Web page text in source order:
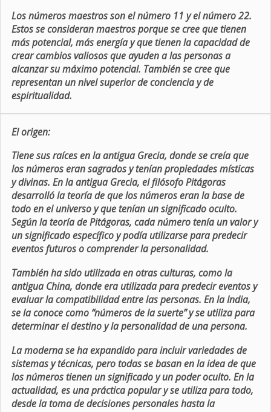
Los números maestros son el número 11 y el número 22.
Estos se consideran maestros porque se cree que tienen
más potencial, más energía y que tienen la capacidad de
crear cambios valiosos que ayuden a las personas a
alcanzar su máximo potencial. También se cree que
representan un nivel superior de conciencia y de
espiritualidad.
El origen:
Tiene sus raíces en la antigua Grecia, donde se creía que
los números eran sagrados y tenían propiedades místicas
y divinas. En la antigua Grecia, el filósofo Pitágoras
desarrolló la teoría de que los números eran la base de
todo en el universo y que tenían un significado oculto.
Según la teoría de Pitágoras, cada número tenía un valor y
un significado específico y podía utilizarse para predecir
eventos futuros o comprender la personalidad.
También ha sido utilizada en otras culturas, como la
antigua China, donde era utilizada para predecir eventos y
evaluar la compatibilidad entre las personas. En la India,
se la conoce como “números de la suerte” y se utiliza para
determinar el destino y la personalidad de una persona.
La moderna se ha expandido para incluir variedades de
sistemas y técnicas, pero todas se basan en la idea de que
los números tienen un significado y un poder oculto. En la
actualidad, es una práctica popular y se utiliza para todo,
desde la toma de decisiones personales hasta la